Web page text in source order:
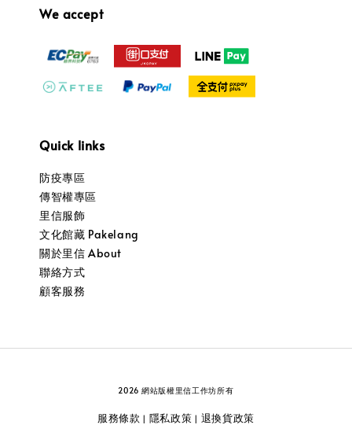
We accept
Quick links
防疫專區
傳智權專區
里信服飾
文化館藏 Pakelang
關於里信 About
聯絡方式
顧客服務
2026 網站版權里信工作坊所有
服務條款 | 隱私政策 | 退換貨政策